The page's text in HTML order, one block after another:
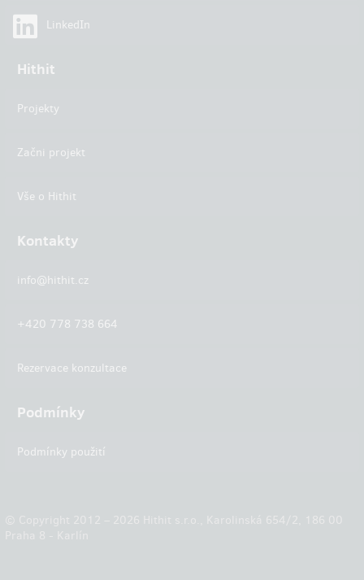
LinkedIn
Hithit
Projekty
Začni projekt
Vše o Hithit
Kontakty
info@hithit.cz
+420 778 738 664
Rezervace konzultace
Podmínky
Podmínky použití